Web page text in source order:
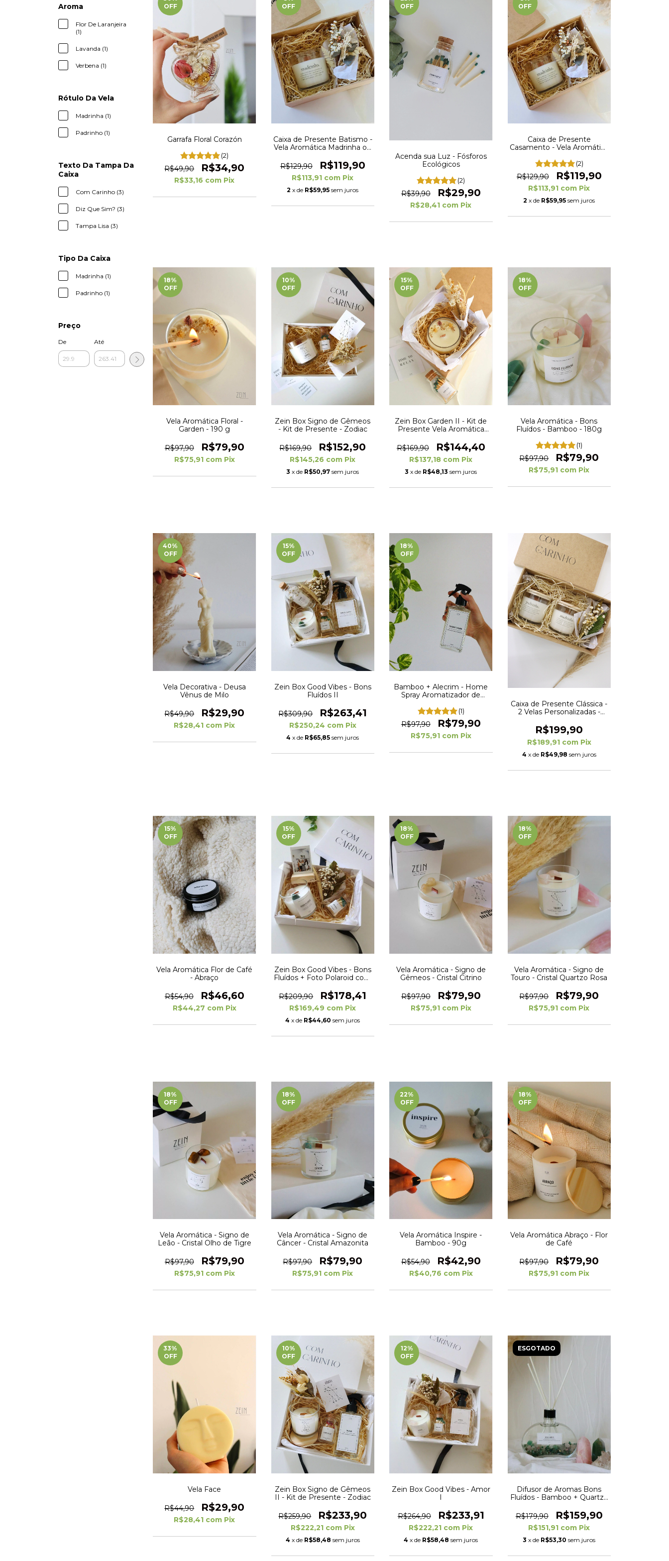
Aroma
Flor De Laranjeira
(1)
Lavanda (1)
Verbena (1)
Rótulo Da Vela
Madrinha (1)
Padrinho (1)
Texto Da Tampa Da
Caixa
Com Carinho (3)
Diz Que Sim? (3)
Tampa Lisa (3)
Tipo Da Caixa
Madrinha (1)
Padrinho (1)
Preço
De Até
OFF
Garrafa Floral Corazón
(2)
R$49,90 R$34,90
R$33,16 com Pix
OFF
Caixa de Presente Batismo -
Vela Aromática Madrinha ou
R$129,90
R$119,90
R$113,91 com Pix
2 x de R$59,95 sem juros
OFF
Acenda sua Luz - Fósforos
Ecológicos
(2)
R$39,90 R$29,90
R$28,41 com Pix
OFF
Caixa de Presente
Casamento - Vela Aromática
Convite - Pronta Entrega
(2)
R$129,90 R$119,90
R$113,91 com Pix
2 x de R$59,95 sem juros
18%
OFF
Vela Aromática Floral -
Garden - 190 g
R$97,90 R$79,90
R$75,91 com Pix
10%
OFF
Zein Box Signo de Gêmeos
- Kit de Presente - Zodiac
R$169,90 R$152,90
R$145,26 com Pix
3 x de R$50,97 sem juros
15%
OFF
Zein Box Garden II - Kit de
Presente Vela Aromática
R$169,90
R$144,40
R$137,18 com Pix
3 x de R$48,13 sem juros
18%
OFF
Vela Aromática - Bons
Fluídos - Bamboo - 180g
(1)
R$97,90 R$79,90
R$75,91 com Pix
40%
OFF
Vela Decorativa - Deusa
Vênus de Milo
R$49,90 R$29,90
R$28,41 com Pix
15%
OFF
Zein Box Good Vibes - Bons
Fluídos II
R$309,90 R$263,41
R$250,24 com Pix
4 x de R$65,85 sem juros
18%
OFF
Bamboo + Alecrim - Home
Spray Aromatizador de
ml
(1)
R$97,90 R$79,90
R$75,91 com Pix
Caixa de Presente Clássica -
2 Velas Personalizadas -
Lembranças
R$199,90
R$189,91 com Pix
4 x de R$49,98 sem juros
15%
OFF
Vela Aromática Flor de Café
- Abraço
R$54,90 R$46,60
R$44,27 com Pix
15%
OFF
Zein Box Good Vibes - Bons
Fluídos + Foto Polaroid com
R$209,90
R$178,41
R$169,49 com Pix
4 x de R$44,60 sem juros
18%
OFF
Vela Aromática - Signo de
Gêmeos - Cristal Citrino
R$97,90 R$79,90
R$75,91 com Pix
18%
OFF
Vela Aromática - Signo de
Touro - Cristal Quartzo Rosa
R$97,90 R$79,90
R$75,91 com Pix
18%
OFF
Vela Aromática - Signo de
Leão - Cristal Olho de Tigre
R$97,90 R$79,90
R$75,91 com Pix
18%
OFF
Vela Aromática - Signo de
Câncer - Cristal Amazonita
R$97,90 R$79,90
R$75,91 com Pix
22%
OFF
Vela Aromática Inspire -
Bamboo - 90g
R$54,90 R$42,90
R$40,76 com Pix
18%
OFF
Vela Aromática Abraço - Flor
de Café
R$97,90 R$79,90
R$75,91 com Pix
33%
OFF
Vela Face
R$44,90 R$29,90
R$28,41 com Pix
10%
OFF
Zein Box Signo de Gêmeos
II - Kit de Presente - Zodiac
R$259,90 R$233,90
R$222,21 com Pix
4 x de R$58,48 sem juros
12%
OFF
Zein Box Good Vibes - Amor
I
R$264,90 R$233,91
R$222,21 com Pix
4 x de R$58,48 sem juros
ESGOTADO
Difusor de Aromas Bons
Fluídos - Bamboo + Quartzo
- 300 ml
R$179,90 R$159,90
R$151,91 com Pix
3 x de R$53,30 sem juros